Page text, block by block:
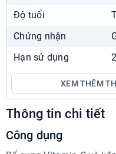
Nhà Thuốc Phương Chính
024.7300.3333
7:00 - 22:30
Chat Zalo
Xem chỉ đường
Showroom Phương Chính
Liền Kề 04, ngõ Hòa Bình
024.7300.3333
8:00 - 18:00
Chat Zalo
Thông tin chi tiết
Công dụng
Độ tuổi
Chứng nhận
Hạn sử dụng
XEM THÊM